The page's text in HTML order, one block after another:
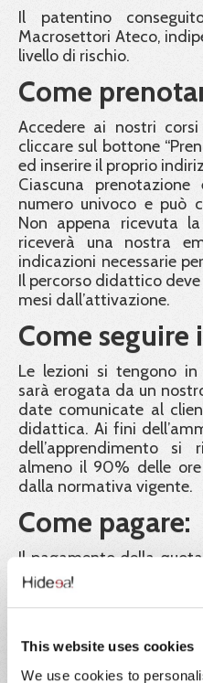
This website uses cookies
We use cookies to
Il patentino
Macrosettori Ateco,
livello di rischio.
Come
Accedere ai nostri
cliccare sul bottone
ed inserire il proprio
Ciascuna
numero univoco e può
Non appena ricevuta
riceverà una nostra
indicazioni necessarie
Il percorso didattico
mesi dall’attivazione.
Come seguire
Le lezioni si tengono
sarà erogata da un
date comunicate al
didattica. Ai fini
dell’apprendimento
almeno il 90% delle
dalla normativa vigente.
Come pagare:
Il pagamento della
effettuato entro 5
data di inizio del corso.
caso confermate fino
pagamenti. La classe
composta da un